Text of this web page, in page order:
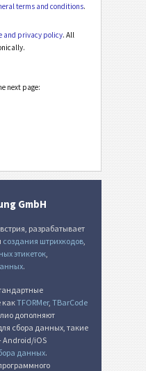
terms and conditions.
and privacy policy. All
next page:
GmbH
разрабатывает
создания штрихкодов
этикеток
.
какTFORMer, TBarCode
дополняют
сбора данных, такие
Android/iOS
данных.